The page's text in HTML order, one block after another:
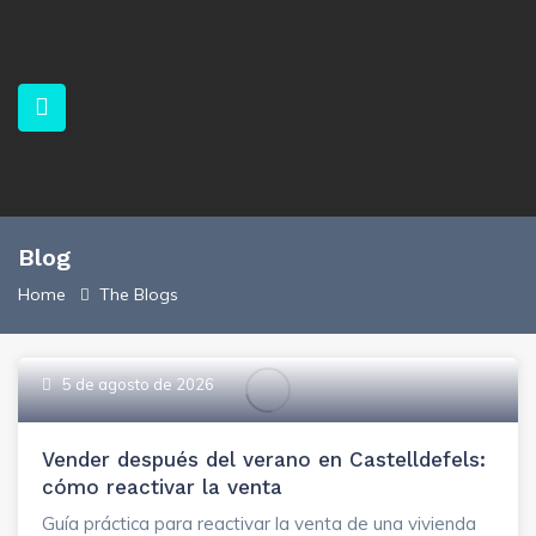
(Español)
Blog
Home The Blogs
5 de agosto de 2026
Vender después del verano en Castelldefels:
cómo reactivar la venta
Guía práctica para reactivar la venta de una vivienda